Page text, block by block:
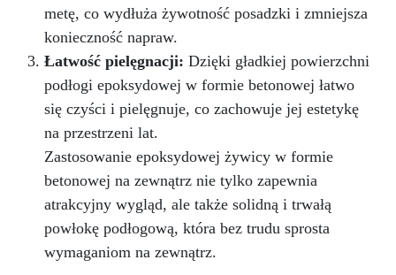
metę, co wydłuża żywotność posadzki i zmniejsza
konieczność napraw.
Łatwość pielęgnacji: Dzięki gładkiej powierzchni
podłogi epoksydowej w formie betonowej łatwo
się czyści i pielęgnuje, co zachowuje jej estetykę
na przestrzeni lat.
Zastosowanie epoksydowej żywicy w formie
betonowej na zewnątrz nie tylko zapewnia
atrakcyjny wygląd, ale także solidną i trwałą
powłokę podłogową, która bez trudu sprosta
wymaganiom na zewnątrz.